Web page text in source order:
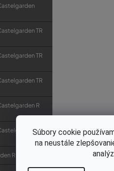
Súbory cookie
na neustále
TR
TR
TR
R
R
R 434 TR